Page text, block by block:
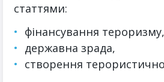
статтями:
фінансування тероризму,
державна зрада,
створення